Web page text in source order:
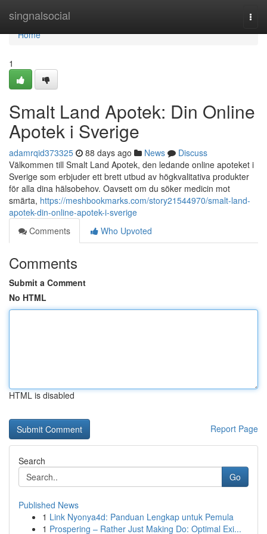
singnalsocial
Home
Home
1
Smalt Land Apotek: Din Online
Apotek i Sverige
adamrqid373325 88 days ago News
Discuss
Välkommen till Smalt Land Apotek, den ledande online apoteket i
Sverige som erbjuder ett brett utbud av högkvalitativa produkter
för alla dina hälsobehov. Oavsett om du söker medicin mot
smärta, https://meshbookmarks.com/story21544970/smalt-land-
apotek-din-online-apotek-i-sverige
Comments
Who Upvoted
Comments
Submit a Comment
No HTML
HTML is disabled
Report Page
Search
Go
Published News
1 Link Nyonya4d: Panduan Lengkap untuk Pemula
1 Prospering – Rather Just Making Do: Optimal Exi...